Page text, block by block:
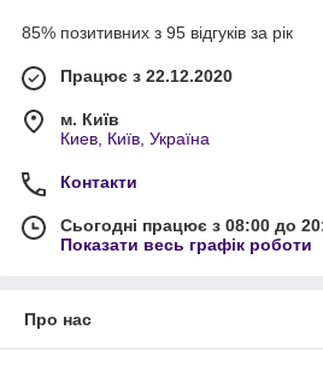
85% позитивних з 95 відгуків за рік
Працює з 22.12.2020
м. Київ
Киев, Київ, Україна
Контакти
Сьогодні працює з 08:00 до
Показати весь графік роботи
Про нас